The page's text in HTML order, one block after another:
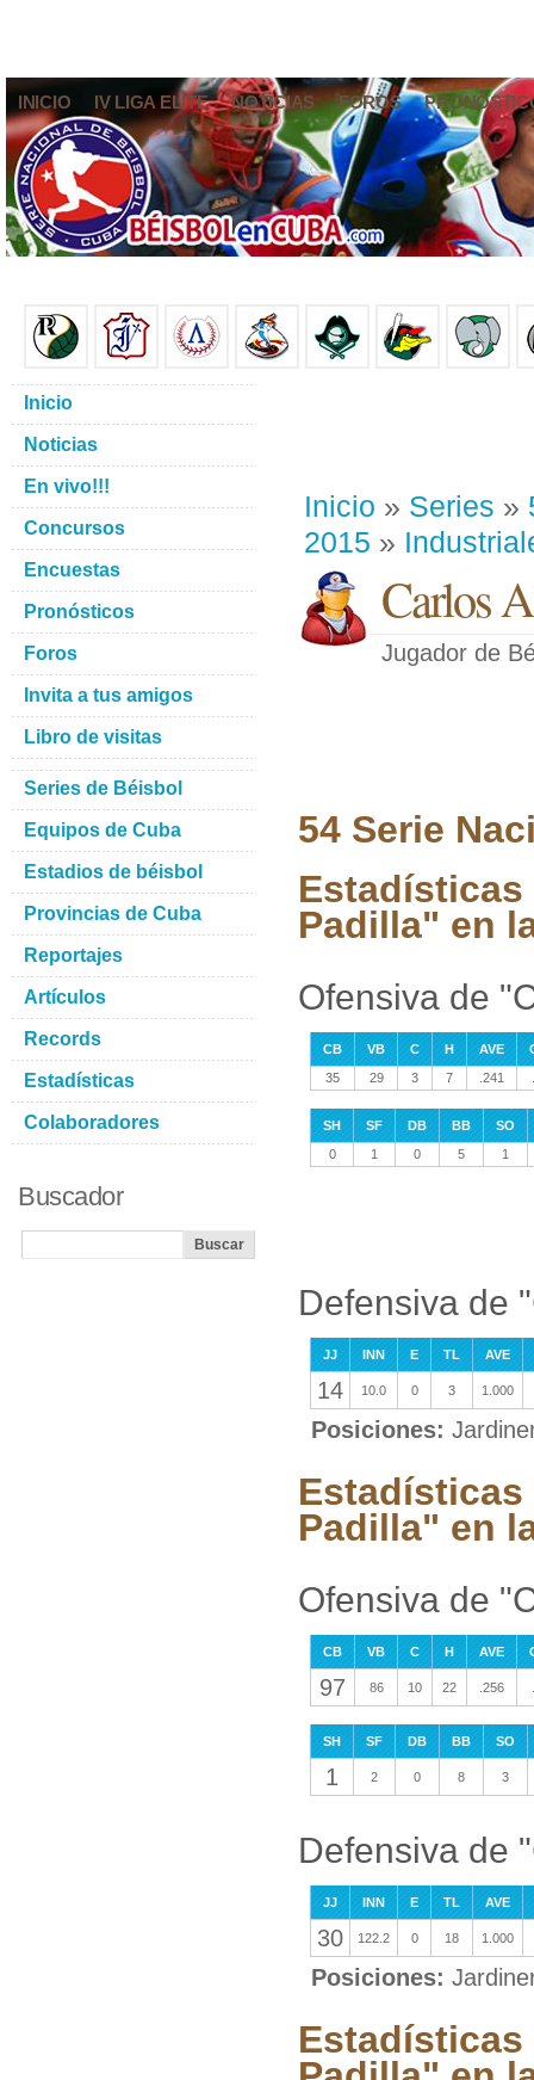
INICIO IV LIGA ELITE NOTICIAS FOROS
Inicio » Series »
2015 »
Carlos
Jugador de
54 Serie
Estadísticas
Padilla" en
Ofensiva de
CB VB C H AVE
35
29 3 7 .241
SH SF DB BB
SO
0
1 0 5 1
Defensiva de
JJ INN E TL AVE
14 10.0 0 3 1.000
Posiciones:
Estadísticas
Padilla" en
Ofensiva de
CB VB C H AVE
97 86 10 22 .256
SH SF DB BB SO
1 2 0 8 3
Defensiva de
JJ INN E TL AVE
30 122.2 0 18 1.000
Posiciones:
Estadísticas
Inicio
Noticias
En vivo!!!
Concursos
Encuestas
Pronósticos
Foros
Invita a tus amigos
Libro de visitas
Series de Béisbol
Equipos de Cuba
Estadios de béisbol
Provincias de Cuba
Reportajes
Artículos
Records
Estadísticas
Colaboradores
Buscador